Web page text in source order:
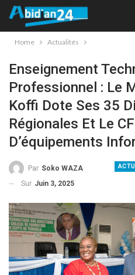
Home Actualités
Enseignement
Professionnel : Le
Koffi Dote Ses 35
Régionales Et Le
D’équipements
Par Soko WAZA
Sur Juin 3, 2025